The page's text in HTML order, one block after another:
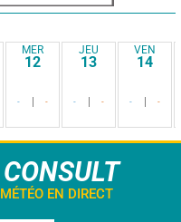
MER
12
- -
JEU
13
- -
VEN
14
- -
CONSULT
MÉTÉO EN DIRECT